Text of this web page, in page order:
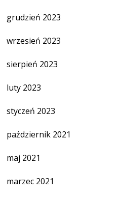
grudzień 2023
wrzesień 2023
sierpień 2023
luty 2023
styczeń 2023
październik 2021
maj 2021
marzec 2021